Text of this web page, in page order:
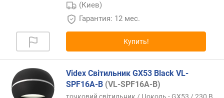
(Киев)
Гарантия: 12 мес.
Купить!
Videx Світильник GX53 Black VL-
SPF16A-B (VL-SPF16A-B)